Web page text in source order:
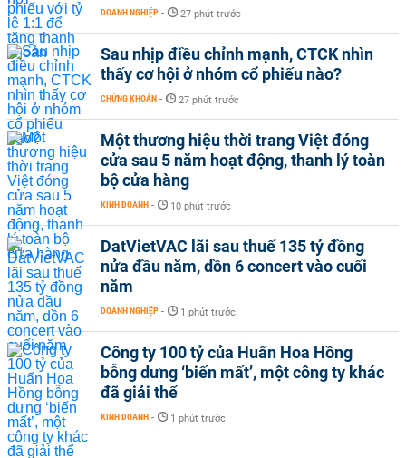
DOANH NGHIỆP - 27 phút trước
Sau nhịp điều chỉnh mạnh, CTCK nhìn
thấy cơ hội ở nhóm cổ phiếu nào?
CHỨNG KHOÁN - 27 phút trước
Một thương hiệu thời trang Việt đóng
cửa sau 5 năm hoạt động, thanh lý toàn
bộ cửa hàng
KINH DOANH - 10 phút trước
DatVietVAC lãi sau thuế 135 tỷ đồng
nửa đầu năm, dồn 6 concert vào cuối
năm
DOANH NGHIỆP - 1 phút trước
Công ty 100 tỷ của Huấn Hoa Hồng
bỗng dưng ‘biến mất’, một công ty khác
đã giải thể
KINH DOANH - 1 phút trước